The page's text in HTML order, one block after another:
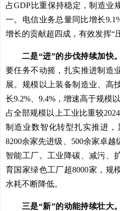
占GDP比重保持稳定，制造业
一。电信业务总量同比增长
增长的贡献超四成，有效发挥“
二是“进”的步伐持续加快
要任务不动摇，扎实推进制造
展。规模以上装备制造业、高
长9.2%、9.4%，增速高于规模
占全部规模以上工业比重较
制造业数智化转型扎实推进，
8200余家先进级、500余家卓
智能工厂。工业降碳、减污、
育国家绿色工厂超8000家，规
水耗不断降低。
三是“新”的动能持续壮大